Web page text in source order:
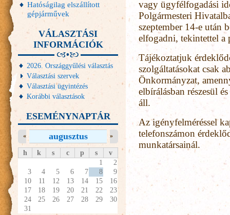
vagy ügyfélfogadási
Polgármesteri
szeptember 14-e után
elfogadni, tekintettel a
Tájékoztatjuk
szolgáltatásokat csak
Önkormányzat,
elbírálásban részesül
áll.
Az igényfelméréssel
telefonszámon
munkatársainál.
Hatóságilag elszállított
gépjárművek
VÁLASZTÁSI
INFORMÁCIÓK
2026. Országgyűlési választás
Választási szervek
Választási ügyintézés
Korábbi választások
ESEMÉNYNAPTÁR
augusztus
« »
h k s c p s
v
1
2
3
4 5 6 7 8
9
10
11 12 13 14 15
16
17
18 19 20 21 22
23
24
25 26 27 28 29
30
31